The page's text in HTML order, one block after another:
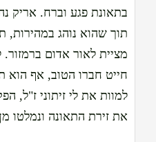
תוך שהוא נוהג
מציית לאור אדום ברמזור.
חייט חברו הטוב, אף הוא
למוות את לי זיתוני ז"ל,
את זירת התאונה ונמלטו